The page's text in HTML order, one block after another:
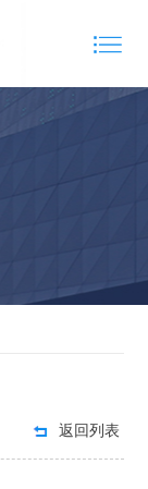
返回列表